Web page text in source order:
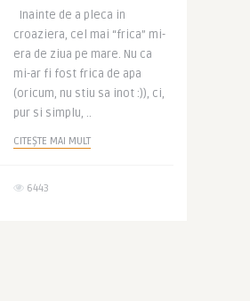
Inainte de a pleca in
croaziera, cel mai “frica” mi-
era de ziua pe mare. Nu ca
mi-ar fi fost frica de apa
(oricum, nu stiu sa inot :)), ci,
pur si simplu, ..
CITEȘTE MAI MULT
6443